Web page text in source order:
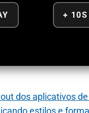
+ 10S
dos aplicativos
estilos e